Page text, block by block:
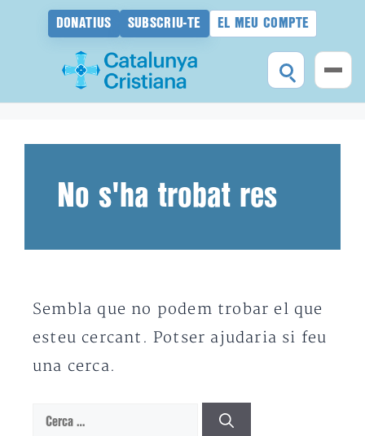
DONATIUS SUBSCRIU-TE EL MEU COMPTE
No s'ha trobat res
Sembla que no podem trobar el que
esteu cercant. Potser ajudaria si feu
una cerca.
Cerca: